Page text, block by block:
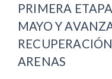
PRIMERA
MAYO Y
ARENAS